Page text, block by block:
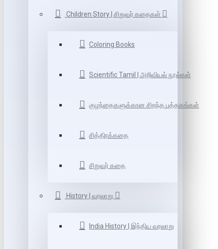
Children Story | சிறுவர் கதைகள்
Coloring Books
Scientific Tamil | அறிவியல் நூல்கள்
குழந்தைகளுக்கான சிறந்த புத்தகங்கள்
சித்திரக்கதை
சிறுவர் கதை
History | வரலாறு
India History | இந்திய வரலாறு